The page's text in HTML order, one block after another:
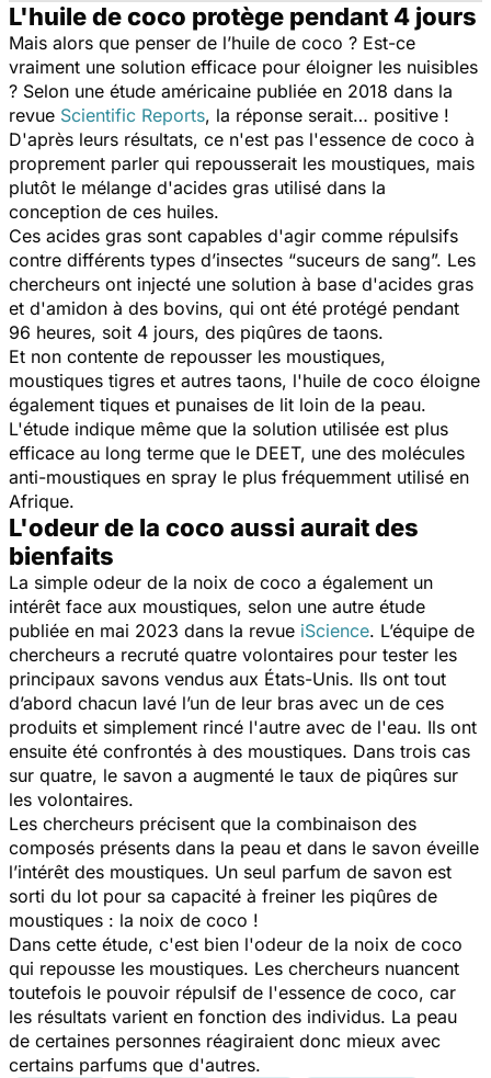
L'huile de coco protège pendant 4 jours
Mais alors que penser de l’huile de coco ? Est-ce
vraiment une solution efficace pour éloigner les nuisibles
? Selon une étude américaine publiée en 2018 dans la
revue Scientific Reports, la réponse serait… positive !
D'après leurs résultats, ce n'est pas l'essence de coco à
proprement parler qui repousserait les moustiques, mais
plutôt le mélange d'acides gras utilisé dans la
conception de ces huiles.
Ces acides gras sont capables d'agir comme répulsifs
contre différents types d’insectes “suceurs de sang”. Les
chercheurs ont injecté une solution à base d'acides gras
et d'amidon à des bovins, qui ont été protégé pendant
96 heures, soit 4 jours, des piqûres de taons.
Et non contente de repousser les moustiques,
moustiques tigres et autres taons, l'huile de coco éloigne
également tiques et punaises de lit loin de la peau.
L'étude indique même que la solution utilisée est plus
efficace au long terme que le DEET, une des molécules
anti-moustiques en spray le plus fréquemment utilisé en
Afrique.
L'odeur de la coco aussi aurait des
bienfaits
La simple odeur de la noix de coco a également un
intérêt face aux moustiques, selon une autre étude
publiée en mai 2023 dans la revue iScience. L’équipe de
chercheurs a recruté quatre volontaires pour tester les
principaux savons vendus aux États-Unis. Ils ont tout
d’abord chacun lavé l’un de leur bras avec un de ces
produits et simplement rincé l'autre avec de l'eau. Ils ont
ensuite été confrontés à des moustiques. Dans trois cas
sur quatre, le savon a augmenté le taux de piqûres sur
les volontaires.
Les chercheurs précisent que la combinaison des
composés présents dans la peau et dans le savon éveille
l’intérêt des moustiques. Un seul parfum de savon est
sorti du lot pour sa capacité à freiner les piqûres de
moustiques : la noix de coco !
Dans cette étude, c'est bien l'odeur de la noix de coco
qui repousse les moustiques. Les chercheurs nuancent
toutefois le pouvoir répulsif de l'essence de coco, car
les résultats varient en fonction des individus. La peau
de certaines personnes réagiraient donc mieux avec
certains parfums que d'autres.